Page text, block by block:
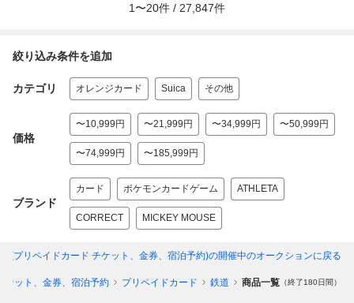
1 〜20件 / 27,847件
絞り込み条件を追加
カテゴリ オレンジカード Suica その他
価格
〜10,999円 〜21,999円 〜34,999円 〜50,999円
〜74,999円 〜185,999円
ブランド
カード ポケモンカードゲーム ATHLETA
CORRECT MICKEY MOUSE
(プリペイドカード チケット、金券、宿泊予約)の開催中のオークションに戻る
ケット、金券、宿泊予約 プリペイドカード 鉄道 商品一覧 （終了180日間）